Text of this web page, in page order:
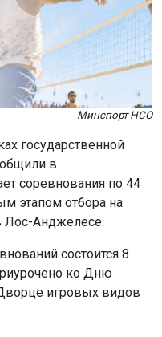
в
соревнования по 44
этапом отбора на
Лос-Анджелесе.
состоится 8
ко Дню
игровых видов
в 27 видах
свои лучшие
турнире года.
СВО вошли в
воле».